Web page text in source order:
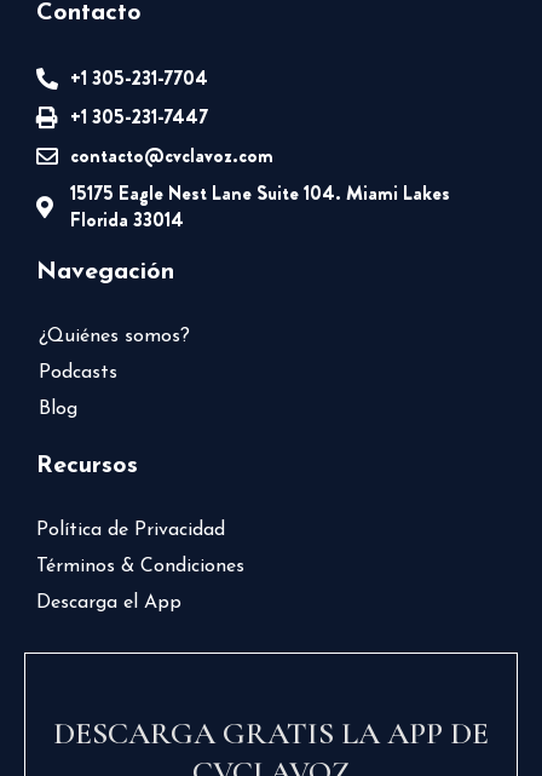
Contacto
+1 305-231-7704
+1 305-231-7447
contacto@cvclavoz.com
15175 Eagle Nest Lane Suite 104. Miami Lakes
Florida 33014
Navegación
¿Quiénes somos?
Podcasts
Blog
Recursos
Política de Privacidad
Términos & Condiciones
Descarga el App
DESCARGA GRATIS LA APP DE